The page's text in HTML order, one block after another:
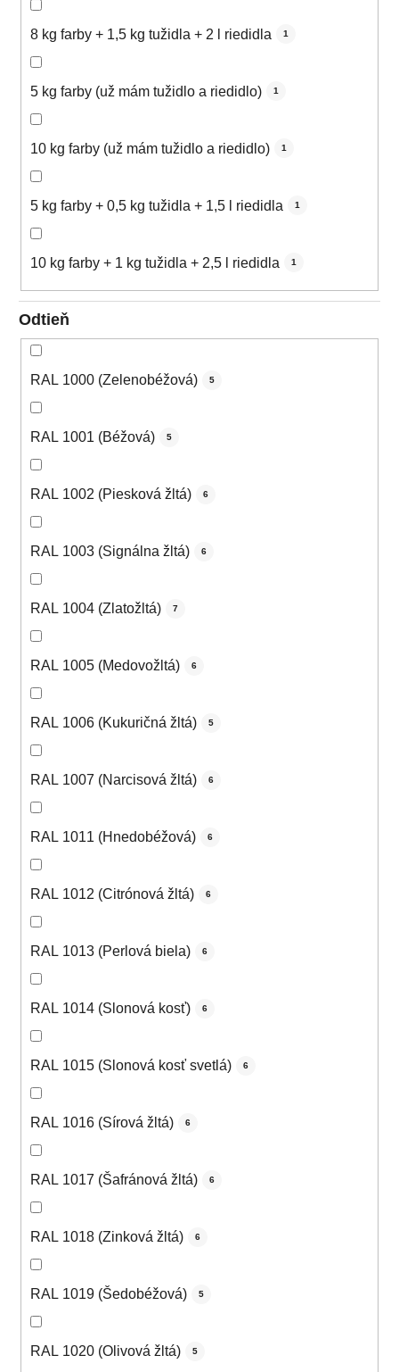
8 kg farby + 1,5 kg tužidla + 2 l riedidla 1
5 kg farby (už mám tužidlo a riedidlo) 1
10 kg farby (už mám tužidlo a riedidlo) 1
5 kg farby + 0,5 kg tužidla + 1,5 l riedidla 1
10 kg farby + 1 kg tužidla + 2,5 l riedidla 1
Odtieň
RAL 1000 (Zelenobéžová) 5
RAL 1001 (Béžová) 5
RAL 1002 (Piesková žltá) 6
RAL 1003 (Signálna žltá) 6
RAL 1004 (Zlatožltá) 7
RAL 1005 (Medovožltá) 6
RAL 1006 (Kukuričná žltá) 5
RAL 1007 (Narcisová žltá) 6
RAL 1011 (Hnedobéžová) 6
RAL 1012 (Citrónová žltá) 6
RAL 1013 (Perlová biela) 6
RAL 1014 (Slonová kosť) 6
RAL 1015 (Slonová kosť svetlá) 6
RAL 1016 (Sírová žltá) 6
RAL 1017 (Šafránová žltá) 6
RAL 1018 (Zinková žltá) 6
RAL 1019 (Šedobéžová) 5
RAL 1020 (Olivová žltá) 5